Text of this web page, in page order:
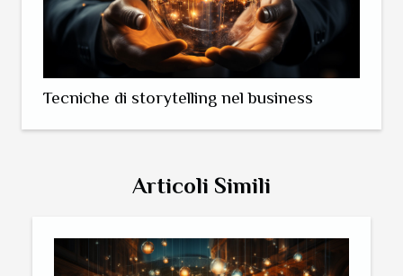
Tecniche di storytelling nel business
Articoli Simili